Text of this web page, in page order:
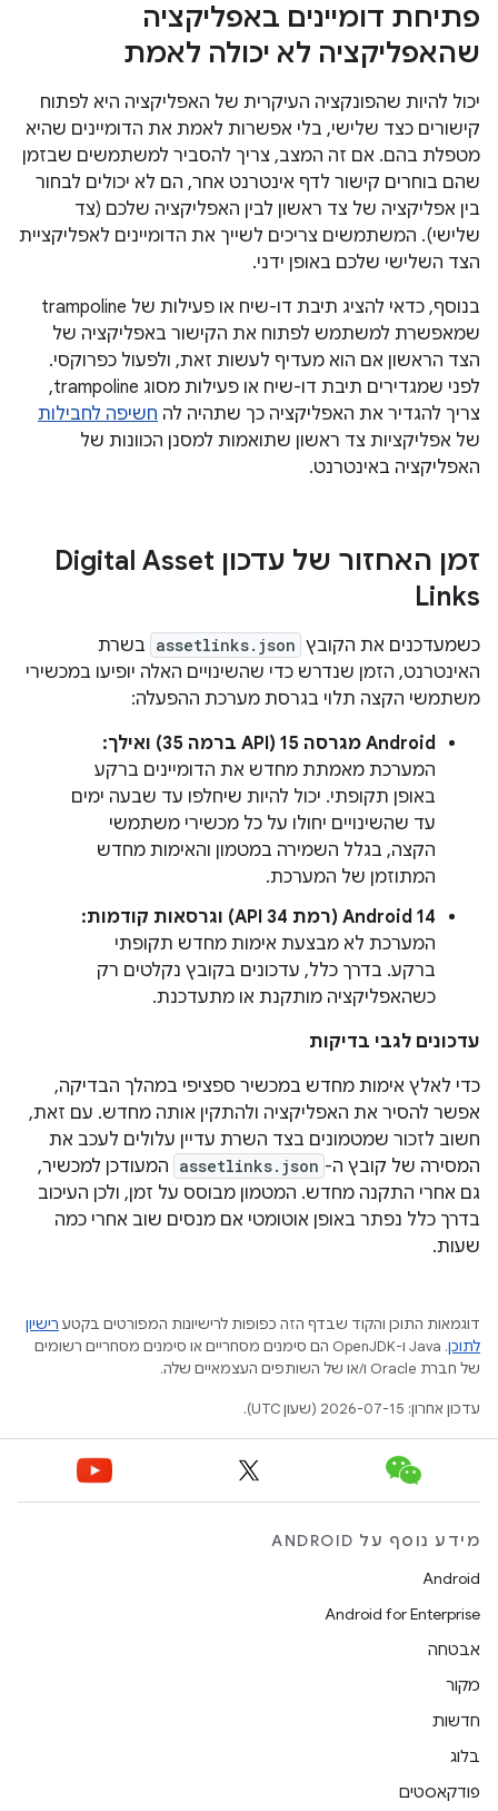
פתיחת דומיינים באפליקציה
שהאפליקציה לא יכולה לאמת
יכול להיות שהפונקציה העיקרית של האפליקציה היא לפתוח
קישורים כצד שלישי, בלי אפשרות לאמת את הדומיינים שהיא
מטפלת בהם. אם זה המצב, צריך להסביר למשתמשים שבזמן
שהם בוחרים קישור לדף אינטרנט אחר, הם לא יכולים לבחור
בין אפליקציה של צד ראשון לבין האפליקציה שלכם (צד
שלישי). המשתמשים צריכים לשייך את הדומיינים לאפליקציית
הצד השלישי שלכם באופן ידני.
בנוסף, כדאי להציג תיבת דו-שיח או פעילות של trampoline
שמאפשרת למשתמש לפתוח את הקישור באפליקציה של
הצד הראשון אם הוא מעדיף לעשות זאת, ולפעול כפרוקסי.
לפני שמגדירים תיבת דו-שיח או פעילות מסוג trampoline,
צריך להגדיר את האפליקציה כך שתהיה לה חשיפה לחבילות
של אפליקציות צד ראשון שתואמות למסנן הכוונות של
האפליקציה באינטרנט.
זמן האחזור של עדכון Digital Asset
Links
כשמעדכנים את הקובץ assetlinks.json בשרת
האינטרנט, הזמן שנדרש כדי שהשינויים האלה יופיעו במכשירי
משתמשי הקצה תלוי בגרסת מערכת ההפעלה:
Android מגרסה 15 (API ברמה 35) ואילך:
המערכת מאמתת מחדש את הדומיינים ברקע
באופן תקופתי. יכול להיות שיחלפו עד שבעה ימים
עד שהשינויים יחולו על כל מכשירי משתמשי
הקצה, בגלל השמירה במטמון והאימות מחדש
המתוזמן של המערכת.
Android 14 (רמת API 34) וגרסאות קודמות:
המערכת לא מבצעת אימות מחדש תקופתי
ברקע. בדרך כלל, עדכונים בקובץ נקלטים רק
כשהאפליקציה מותקנת או מתעדכנת.
עדכונים לגבי בדיקות
כדי לאלץ אימות מחדש במכשיר ספציפי במהלך הבדיקה,
אפשר להסיר את האפליקציה ולהתקין אותה מחדש. עם זאת,
חשוב לזכור שמטמונים בצד השרת עדיין עלולים לעכב את
המסירה של קובץ ה- assetlinks.json המעודכן למכשיר,
גם אחרי התקנה מחדש. המטמון מבוסס על זמן, ולכן העיכוב
בדרך כלל נפתר באופן אוטומטי אם מנסים שוב אחרי כמה
שעות.
דוגמאות התוכן והקוד שבדף הזה כפופות לרישיונות המפורטים בקטע רישיון
לתוכן
.‏ Java ו-OpenJDK הם סימנים מסחריים או סימנים מסחריים רשומים
של חברת Oracle ו/או של השותפים העצמאיים שלה.
עדכון אחרון: 2026-07-15 (שעון UTC).
מידע נוסף על ANDROID
Android
Android for Enterprise
אבטחה
מקור
חדשות
בלוג
פודקאסטים